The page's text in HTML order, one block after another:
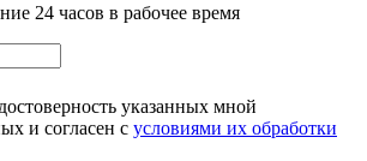
24 часов в рабочее время
указанных мной
и согласен с условиями их обработки